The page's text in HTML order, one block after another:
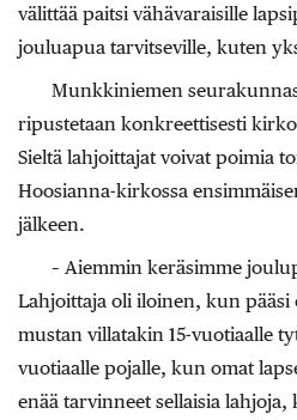
välittää paitsi vähävaraisille
jouluapua tarvitseville, kuten
Munkkiniemen
ripustetaan konkreettisesti
Sieltä lahjoittajat voivat poimia
Hoosianna-kirkossa
jälkeen.
– Aiemmin keräsimme
Lahjoittaja oli iloinen, kun pääsi
mustan villatakin 15-vuotiaalle
vuotiaalle pojalle, kun omat
enää tarvinneet sellaisia